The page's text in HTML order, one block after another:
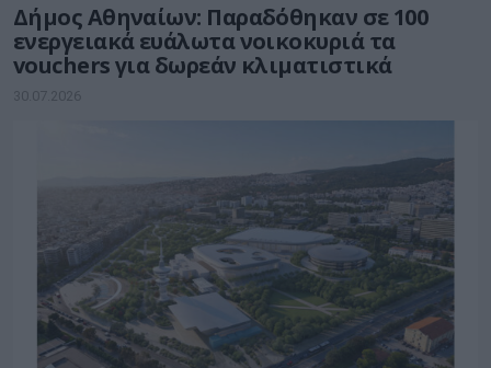
Δήμος Αθηναίων: Παραδόθηκαν σε 100
ενεργειακά ευάλωτα νοικοκυριά τα
vouchers για δωρεάν κλιματιστικά
30.07.2026